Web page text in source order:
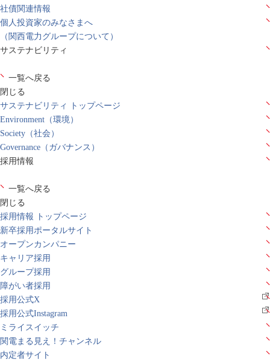
社債関連情報
個人投資家のみなさまへ
（関西電力グループについて）
サステナビリティ
一覧へ戻る
閉じる
サステナビリティ トップページ
Environment（環境）
Society（社会）
Governance（ガバナンス）
採用情報
一覧へ戻る
閉じる
採用情報 トップページ
新卒採用ポータルサイト
オープンカンパニー
キャリア採用
グループ採用
障がい者採用
採用公式X
採用公式Instagram
ミライスイッチ
関電まる見え！チャンネル
内定者サイト